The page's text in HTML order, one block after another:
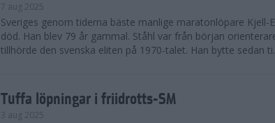
7 aug 2025
Sveriges genom tiderna bäste manlige maratonlöpare Kjell-
död. Han blev 79 år gammal. Ståhl var från början
tillhörde den svenska eliten på 1970-talet. Han bytte sedan
Tuffa löpningar i friidrotts-SM
3 aug 2025